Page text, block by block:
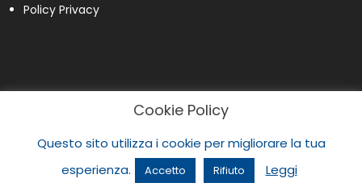
Policy Privacy
|Newspaper Lite by themecentury.
Cookie Policy
Questo sito utilizza i cookie per migliorare la tua
esperienza.
Accetto Rifiuto Leggi